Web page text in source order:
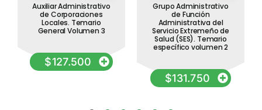
Auxiliar Administrativo
de Corporaciones
Locales. Temario
General Volumen 3
$127.500
Grupo Administrativo
de Función
Administrativa del
Servicio Extremeño de
Salud (SES). Temario
específico volumen 2
$131.750